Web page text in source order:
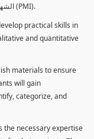
الشهادات المهنية الأخرى مثل شهادات إدارة المشاريع العالمية (PMI).
practical skills in
and quantitative
materials to ensure
will gain
categorize, and
the necessary expertise